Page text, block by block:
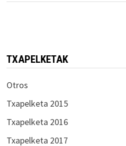
TXAPELKETAK
Otros
Txapelketa 2015
Txapelketa 2016
Txapelketa 2017